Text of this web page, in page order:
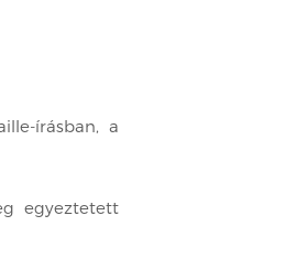
írásban, a
egyeztetett